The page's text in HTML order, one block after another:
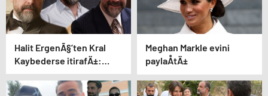
Halit ErgenÃ§’ten Kral
Kaybederse itirafÄ±:
Kenan Baran farklÄ± bir
insan
Meghan Markle evini
paylaÅtÄ±